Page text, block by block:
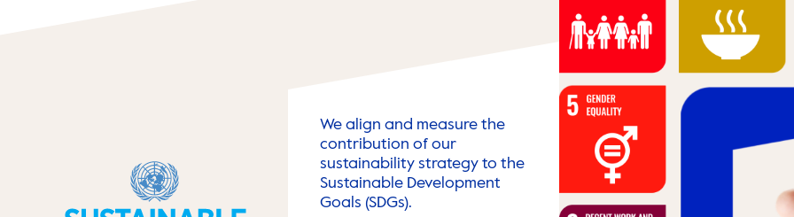
We align and measure the
contribution of our
sustainability strategy to the
Sustainable Development
Goals (SDGs).